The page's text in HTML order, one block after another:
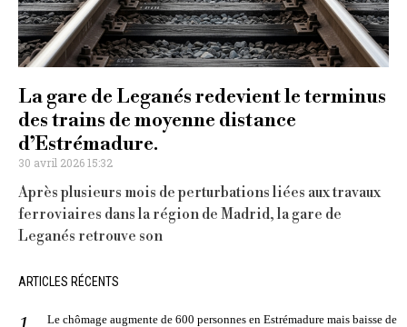
La gare de Leganés redevient le terminus
des trains de moyenne distance
d’Estrémadure.
30 avril 2026 15:32
Après plusieurs mois de perturbations liées aux travaux
ferroviaires dans la région de Madrid, la gare de
Leganés retrouve son
ARTICLES RÉCENTS
Le chômage augmente de 600 personnes en Estrémadure mais baisse de